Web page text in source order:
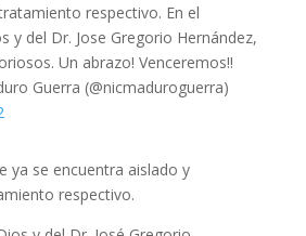
respectivo. En el
y del Dr. Jose Gregorio Hernández,
Un abrazo! Venceremos!!
Guerra (@nicmaduroguerra)
ya se encuentra aislado y
respectivo.